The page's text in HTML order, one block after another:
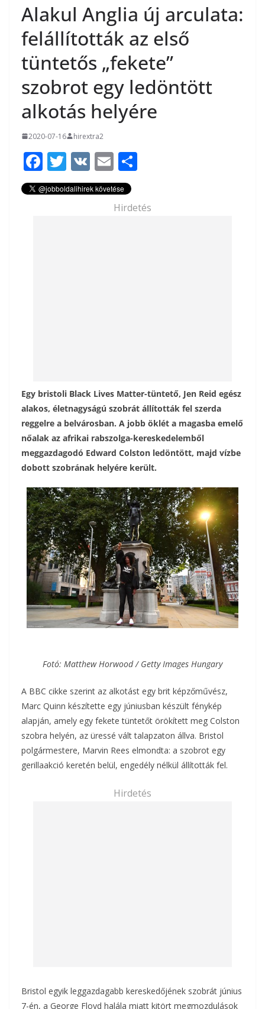
Alakul Anglia új arculata:
felállították az első
tüntetős „fekete”
szobrot egy ledöntött
alkotás helyére
2020-07-16 hirextra2
F
ac
e
T
w
itt
V
K
E
m
ai
l
za
m
Hirdetés
Egy bristoli Black Lives Matter-tüntető, Jen Reid egész
alakos, életnagyságú szobrát állították fel szerda
reggelre a belvárosban. A jobb öklét a magasba emelő
nőalak az afrikai rabszolga-kereskedelemből
meggazdagodó Edward Colston ledöntött, majd vízbe
dobott szobrának helyére került.
Fotó: Matthew Horwood / Getty Images Hungary
A BBC cikke szerint az alkotást egy brit képzőművész,
Marc Quinn készítette egy júniusban készült fénykép
alapján, amely egy fekete tüntetőt örökített meg Colston
szobra helyén, az üressé vált talapzaton állva. Bristol
polgármestere, Marvin Rees elmondta: a szobrot egy
gerillaakció keretén belül, engedély nélkül állították fel.
Hirdetés
Bristol egyik leggazdagabb kereskedőjének szobrát június
7-én, a George Floyd halála miatt kitört megmozdulások